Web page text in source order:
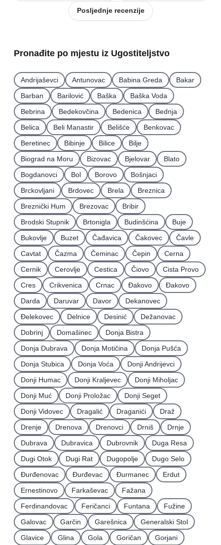
Posljednje recenzije
Pronađite po mjestu iz Ugostiteljstvo
Andrijaševci Antunovac Babina Greda
Bakar
Barban
Barilović Baška
Baška Voda
Bebrina
Bedekovčina Bedenica
Bednja
Belica
Beli Manastir Belišće
Benkovac
Beretinec
Bibinje Bilice
Bilje
Biograd na Moru
Bizovac Bjelovar
Blato
Bogdanovci
Bol Borovo
Bošnjaci
Brckovljani
Brdovec Brela
Breznica
Breznički Hum
Brezovac
Bribir
Brodski Stupnik
Brtonigla Budinšćina
Buje
Bukovlje
Buzet Čađavica Čakovec
Čavle
Cavtat
Čazma Čeminac Čepin
Cerna
Cernik
Cerovlje Cestica Čiovo
Cista Provo
Cres
Crikvenica Crnac Đakovo
Ðakovo
Darda
Daruvar Davor
Dekanovec
Ðelekovec
Delnice Desinić
Dežanovac
Dobrinj
Domašinec
Donja Bistra
Donja Dubrava
Donja Motičina
Donja Pušća
Donja Stubica
Donja Voća
Donji Andrijevci
Donji Humac
Donji Kraljevec
Donji Miholjac
Donji Muć
Donji Proložac
Donji Seget
Donji Vidovec
Dragalić Draganići
Draž
Drenje
Drenova Drenovci Drniš
Drnje
Dubrava
Dubravica Dubrovnik
Duga Resa
Dugi Otok
Dugi Rat Dugopolje
Dugo Selo
Ðurđenovac
Ðurđevac Ðurmanec
Erdut
Ernestinovo
Farkaševac
Fažana
Ferdinandovac
Feričanci Funtana
Fužine
Galovac
Garčin Garešnica
Generalski Stol
Glavice
Glina Gola Goričan Gorjani